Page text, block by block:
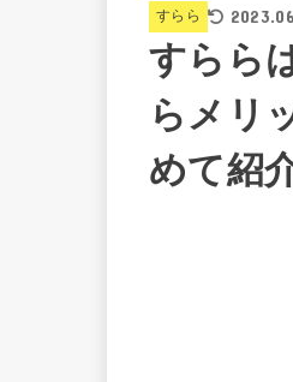
すらら
すらら
らメリ
めて紹